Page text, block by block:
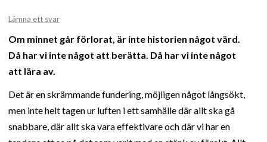
Lämna ett svar
Om minnet går förlorat, är inte historien något värd.
Då har vi inte något att berätta. Då har vi inte något
att lära av.
Det är en skrämmande fundering, möjligen något långsökt,
men inte helt tagen ur luften i ett samhälle där allt ska gå
snabbare, där allt ska vara effektivare och där vi har en